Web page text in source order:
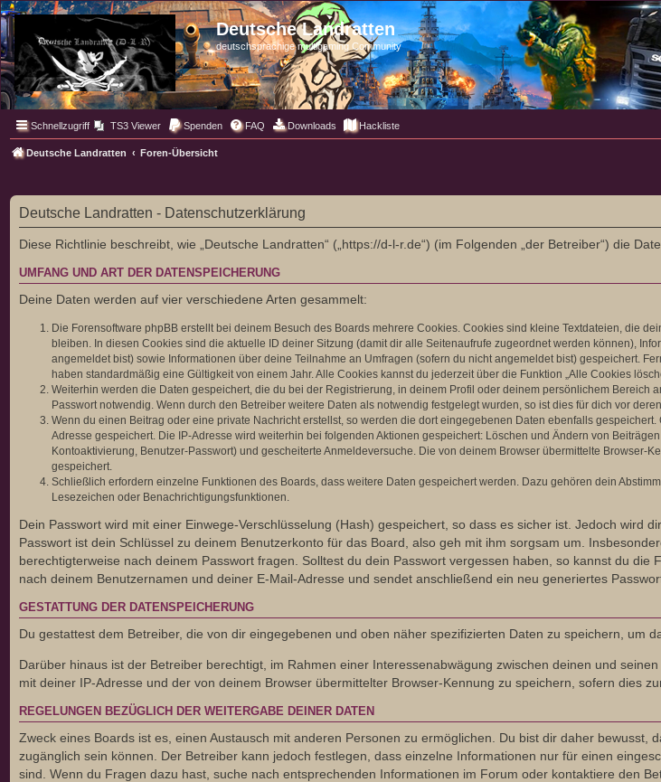
Deutsche Landratten
deutschsprachige multigaming Community
Schnellzugriff TS3 Viewer Spenden FAQ Downloads Hackliste
Deutsche Landratten Foren-Übersicht
Deutsche Landratten - Datenschutzerklärung
Diese Richtlinie beschreibt, wie „Deutsche Landratten“ („https://d-l-r.de“) (im Folgenden „der Betreiber“) die
UMFANG UND ART DER DATENSPEICHERUNG
Deine Daten werden auf vier verschiedene Arten gesammelt:
Die Forensoftware phpBB erstellt bei deinem Besuch des Boards mehrere Cookies. Cookies sind kleine Textdateien, die
bleiben. In diesen Cookies sind die aktuelle ID deiner Sitzung (damit dir alle Seitenaufrufe zugeordnet werden können),
angemeldet bist) sowie Informationen über deine Teilnahme an Umfragen (sofern du nicht angemeldet bist) gespeichert.
haben standardmäßig eine Gültigkeit von einem Jahr. Alle Cookies kannst du jederzeit über die Funktion „Alle Cookies
Weiterhin werden die Daten gespeichert, die du bei der Registrierung, in deinem Profil oder deinem persönlichem
Passwort notwendig. Wenn durch den Betreiber weitere Daten als notwendig festgelegt wurden, so ist dies für dich vor
Wenn du einen Beitrag oder eine private Nachricht erstellst, so werden die dort eingegebenen Daten ebenfalls
Adresse gespeichert. Die IP-Adresse wird weiterhin bei folgenden Aktionen gespeichert: Löschen und Ändern von
Kontoaktivierung, Benutzer-Passwort) und gescheiterte Anmeldeversuche. Die von deinem Browser übermittelte Browser-
gespeichert.
Schließlich erfordern einzelne Funktionen des Boards, dass weitere Daten gespeichert werden. Dazu gehören dein
Lesezeichen oder Benachrichtigungsfunktionen.
Dein Passwort wird mit einer Einwege-Verschlüsselung (Hash) gespeichert, so dass es sicher ist. Jedoch wird
Passwort ist dein Schlüssel zu deinem Benutzerkonto für das Board, also geh mit ihm sorgsam um.
berechtigterweise nach deinem Passwort fragen. Solltest du dein Passwort vergessen haben, so kannst du
nach deinem Benutzernamen und deiner E-Mail-Adresse und sendet anschließend ein neu generiertes
GESTATTUNG DER DATENSPEICHERUNG
Du gestattest dem Betreiber, die von dir eingegebenen und oben näher spezifizierten Daten zu speichern, um
Darüber hinaus ist der Betreiber berechtigt, im Rahmen einer Interessenabwägung zwischen deinen und
mit deiner IP-Adresse und der von deinem Browser übermittelter Browser-Kennung zu speichern, sofern dies
REGELUNGEN BEZÜGLICH DER WEITERGABE DEINER DATEN
Zweck eines Boards ist es, einen Austausch mit anderen Personen zu ermöglichen. Du bist dir daher
zugänglich sein können. Der Betreiber kann jedoch festlegen, dass einzelne Informationen nur für einen
sind. Wenn du Fragen dazu hast, suche nach entsprechenden Informationen im Forum oder kontaktiere den